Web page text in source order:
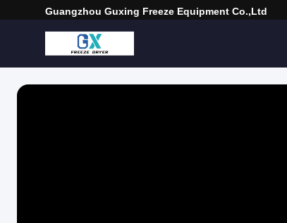
Guangzhou Guxing Freeze Equipment Co.,Ltd